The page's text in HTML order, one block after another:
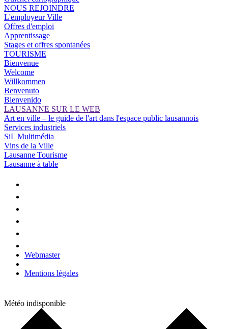
NOUS REJOINDRE
L'employeur Ville
Offres d'emploi
Apprentissage
Stages et offres spontanées
TOURISME
Bienvenue
Welcome
Willkommen
Benvenuto
Bienvenido
LAUSANNE SUR LE WEB
Art en ville – le guide de l'art dans l'espace public lausannois
Services industriels
SiL Multimédia
Vins de la Ville
Lausanne Tourisme
Lausanne à table
Webmaster
–
Mentions légales
Météo indisponible